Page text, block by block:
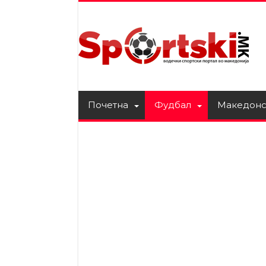
Почетна Фудбал